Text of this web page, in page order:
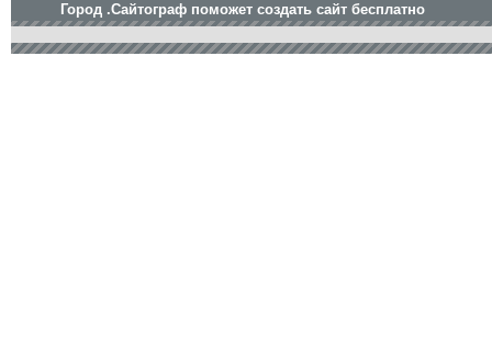
Город .Сайтограф поможет создать сайт бесплатно